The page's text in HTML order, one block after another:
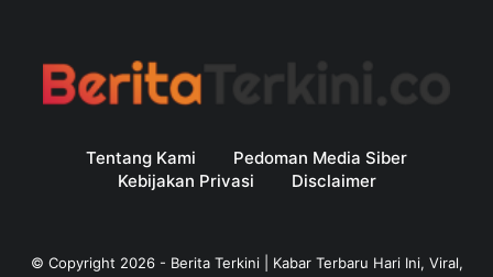
Tentang Kami
Pedoman Media Siber
Kebijakan Privasi
Disclaimer
© Copyright 2026- Berita Terkini | Kabar Terbaru Hari Ini, Viral,